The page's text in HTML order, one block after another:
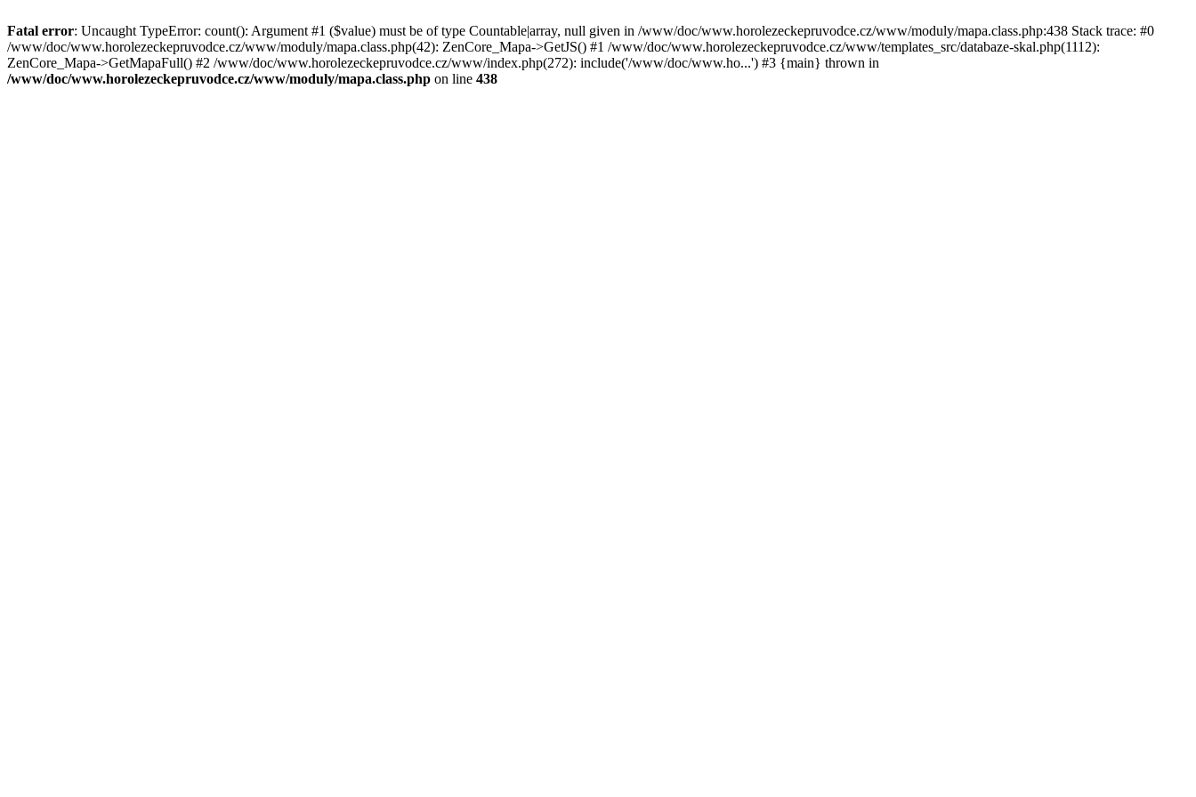
Fatal error: Uncaught TypeError: count(): Argument #1 ($value) must be of type Countable|array, null given in /www/doc/www.horolezeckepruvodce.cz/www/moduly/mapa.class.php:438 Stack trace: #0
/www/doc/www.horolezeckepruvodce.cz/www/moduly/mapa.class.php(42): ZenCore_Mapa->GetJS() #1 /www/doc/www.horolezeckepruvodce.cz/www/templates_src/databaze-skal.php(1112):
ZenCore_Mapa->GetMapaFull() #2 /www/doc/www.horolezeckepruvodce.cz/www/index.php(272): include('/www/doc/www.ho...') #3 {main} thrown in
/www/doc/www.horolezeckepruvodce.cz/www/moduly/mapa.class.php on line 438